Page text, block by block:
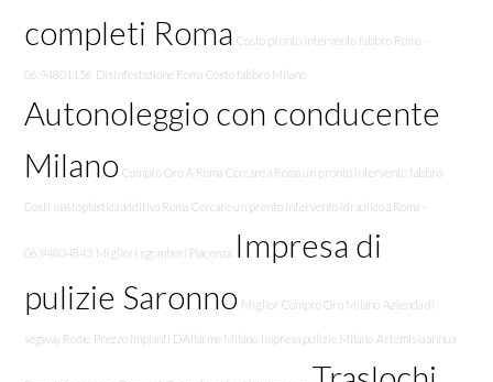
completi Roma Costo pronto intervento fabbro Roma –
06.94801156 Disinfestazione Roma Costo fabbro Milano
Autonoleggio con conducente
Milano Compro Oro A Roma Cercare a Roma un pronto intervento fabbro
Costi mastoplastica additiva Roma Cercare un pronto intervento idraulico a Roma –
06.94804843 Migliori sgomberi Piacenza Impresa di
pulizie Saronno Miglior Compro Oro Milano Azienda di
segway Rome Prezzo Impianti D’Allarme Milano Impresa pulizie Milano Artemisia annua